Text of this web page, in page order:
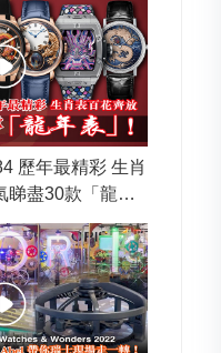
歷年最精彩 生肖
睇盡30款「龍年